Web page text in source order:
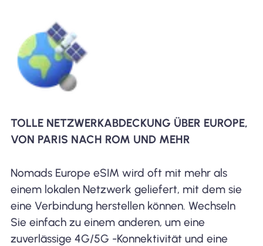
TOLLE NETZWERKABDECKUNG ÜBER EUROPE,
VON PARIS NACH ROM UND MEHR
Nomads Europe eSIM wird oft mit mehr als
einem lokalen Netzwerk geliefert, mit dem sie
eine Verbindung herstellen können. Wechseln
Sie einfach zu einem anderen, um eine
zuverlässige 4G/5G -Konnektivität und eine